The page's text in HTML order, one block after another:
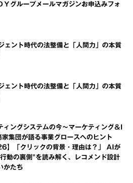
Ｙグループメールマガジンお申込みフォ
ェント時代の法整備と「人間力」の本質
ェント時代の法整備と「人間力」の本質
ィングシステムの今～マーケティング＆I
集団が語る事業グロースへのヒント
】「クリックの背景・理由は？」 AIが
動の裏側"を読み解く、レコメンド設計
かたち